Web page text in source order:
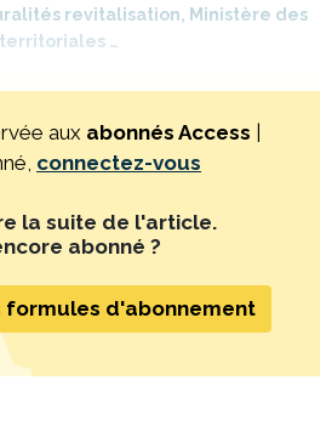
revitalisation, Ministère des
…
aux abonnés Access |
connectez-vous
la suite de l'article.
abonné ?
formules d'abonnement